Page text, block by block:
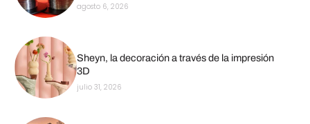
agosto 6, 2026
Sheyn, la decoración a través de la impresión
3D
julio 31, 2026